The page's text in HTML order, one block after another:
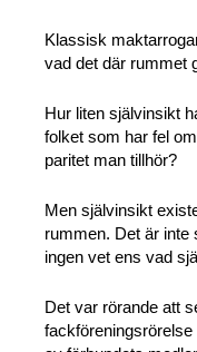
Klassisk
vad det där rummet
Hur liten självinsikt
folket som har fel
paritet man tillhör?
Men självinsikt
rummen. Det är inte
ingen vet ens vad
Det var rörande att